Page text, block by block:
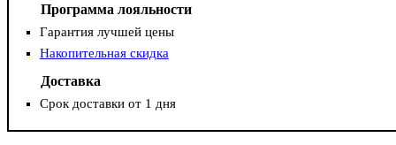
Программа лояльности
Гарантия лучшей цены
Накопительная скидка
Доставка
Срок доставки от 1 дня